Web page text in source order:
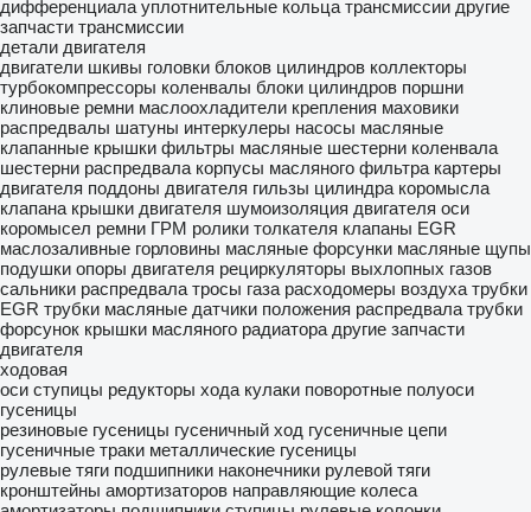
дифференциала уплотнительные кольца трансмиссии другие
запчасти трансмиссии
детали двигателя
двигатели шкивы головки блоков цилиндров коллекторы
турбокомпрессоры коленвалы блоки цилиндров поршни
клиновые ремни маслоохладители крепления маховики
распредвалы шатуны интеркулеры насосы масляные
клапанные крышки фильтры масляные шестерни коленвала
шестерни распредвала корпусы масляного фильтра картеры
двигателя поддоны двигателя гильзы цилиндра коромысла
клапана крышки двигателя шумоизоляция двигателя оси
коромысел ремни ГРМ ролики толкателя клапаны EGR
маслозаливные горловины масляные форсунки масляные щупы
подушки опоры двигателя рециркуляторы выхлопных газов
сальники распредвала тросы газа расходомеры воздуха трубки
EGR трубки масляные датчики положения распредвала трубки
форсунок крышки масляного радиатора другие запчасти
двигателя
ходовая
оси ступицы редукторы хода кулаки поворотные полуоси
гусеницы
резиновые гусеницы гусеничный ход гусеничные цепи
гусеничные траки металлические гусеницы
рулевые тяги подшипники наконечники рулевой тяги
кронштейны амортизаторов направляющие колеса